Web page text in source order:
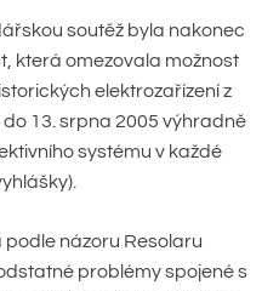
soutěž byla nakonec
která omezovala možnost
elektrozařízení z
13. srpna 2005 výhradně
systému v každé
názoru Resolaru
problémy spojené s